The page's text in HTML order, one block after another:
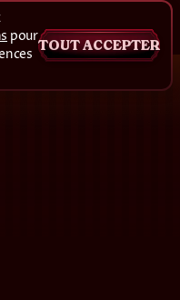
pour
TOUT ACCEPTER